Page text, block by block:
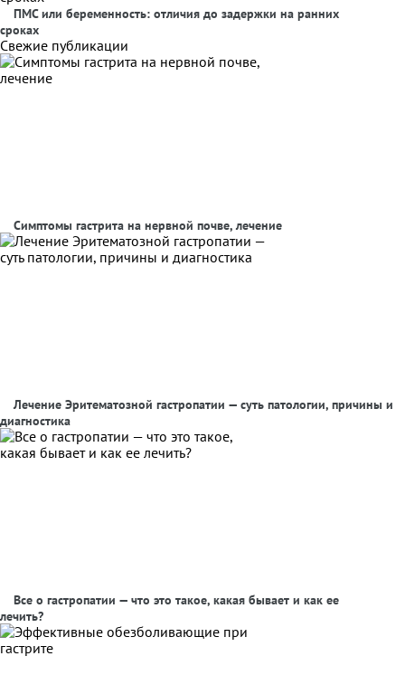
ПМС или беременность: отличия до задержки на ранних
сроках
Свежие публикации
Симптомы гастрита на нервной почве, лечение
Лечение Эритематозной гастропатии — суть патологии, причины и
диагностика
Все о гастропатии — что это такое, какая бывает и как ее
лечить?